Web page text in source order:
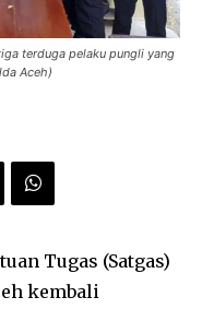
terduga pelaku pungli yang
Aceh)
Tugas (Satgas)
kembali